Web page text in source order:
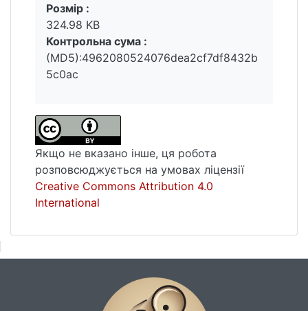
Розмір :
324.98 KB
Контрольна сума :
(MD5):4962080524076dea2cf7df8432b
5c0ac
Якщо не вказано інше, ця робота
розповсюджується на умовах ліцензії
Creative Commons Attribution 4.0
International